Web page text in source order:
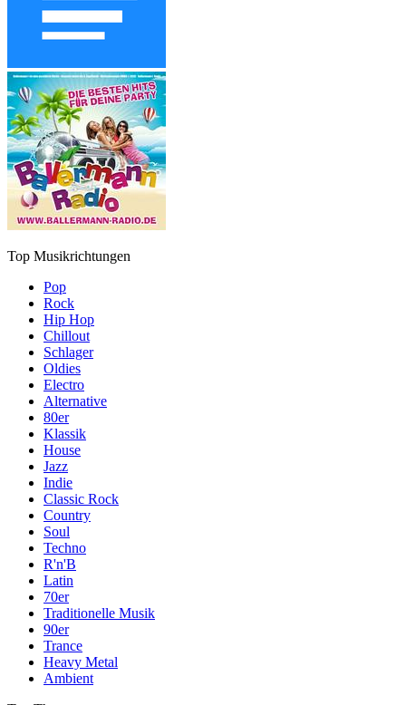
Top Musikrichtungen
Pop
Rock
Hip Hop
Chillout
Schlager
Oldies
Electro
Alternative
80er
Klassik
House
Jazz
Indie
Classic Rock
Country
Soul
Techno
R'n'B
Latin
70er
Traditionelle Musik
90er
Trance
Heavy Metal
Ambient